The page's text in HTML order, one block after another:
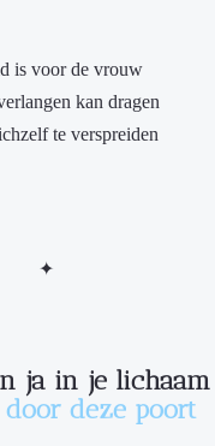
is voor de vrouw
kan dragen
te verspreiden
✦
ja in je lichaam
door deze poort